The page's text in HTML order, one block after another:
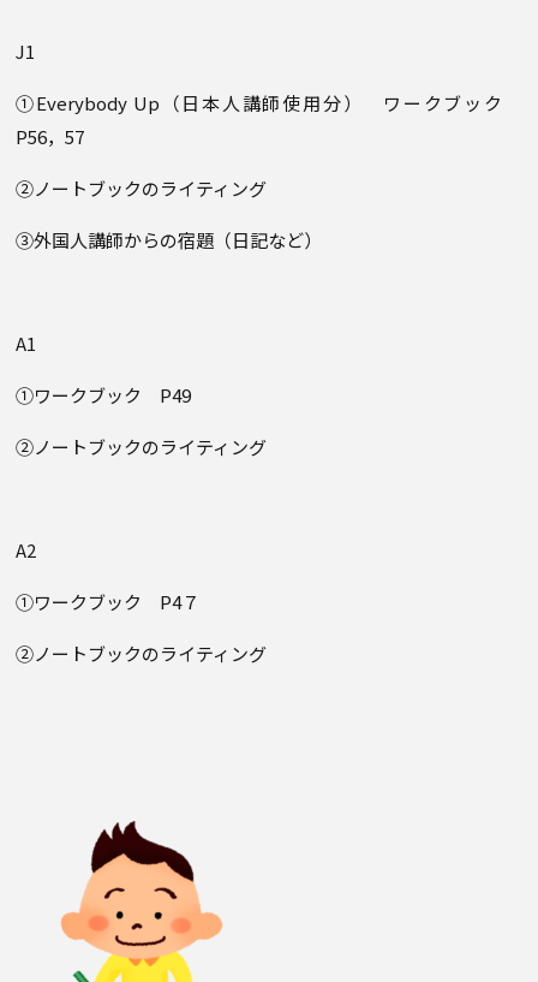
J1
①Everybody Up（日本人講師使用分） ワークブック
P56，57
②ノートブックのライティング
③外国人講師からの宿題（日記など）
A1
①ワークブック P49
②ノートブックのライティング
A2
①ワークブック P4７
②ノートブックのライティング